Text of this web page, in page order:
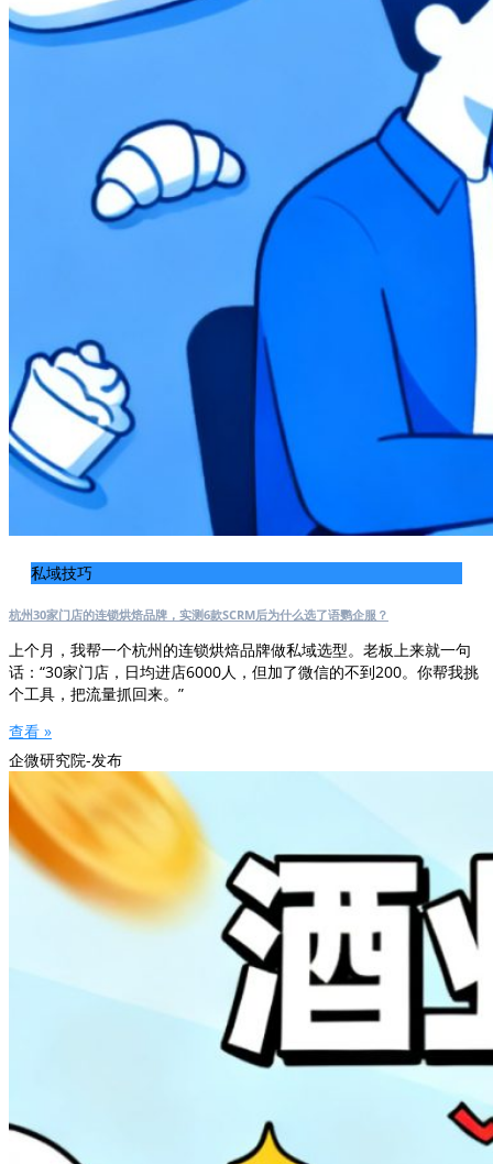
私域技巧
杭州30家门店的连锁烘焙品牌，实测6款SCRM后为什么选了语鹦企服？
上个月，我帮一个杭州的连锁烘焙品牌做私域选型。老板上来就一句
话：“30家门店，日均进店6000人，但加了微信的不到200。你帮我挑
个工具，把流量抓回来。”
查看 »
企微研究院-发布